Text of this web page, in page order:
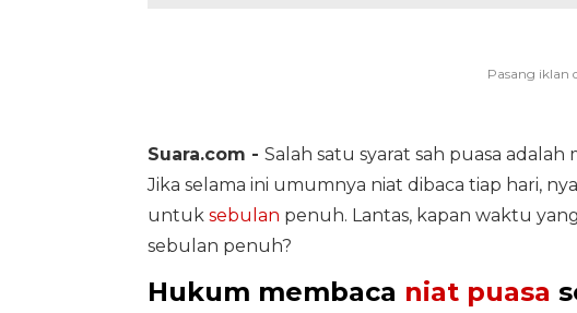
Suara.com - Salah satu syarat sah puasa
Jika selama ini umumnya niat dibaca tiap hari,
untuk sebulan penuh. Lantas, kapan waktu
sebulan penuh?
Hukum membaca niat puasa